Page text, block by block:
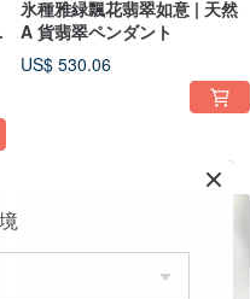
氷種雅緑飄花翡翠如意 | 天然
A 貨翡翠ペンダント
US$ 530.06